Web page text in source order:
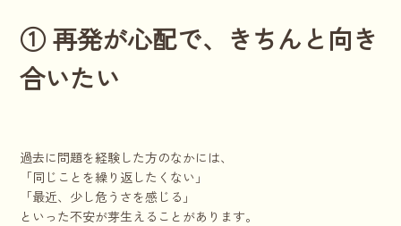
① 再発が心配で、きちんと向き
合いたい
過去に問題を経験した方のなかには、
「同じことを繰り返したくない」
「最近、少し危うさを感じる」
といった不安が芽生えることがあります。